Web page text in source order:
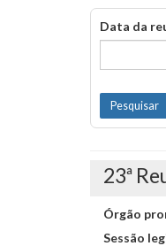
Data da
23ª
Órgão
Sessão